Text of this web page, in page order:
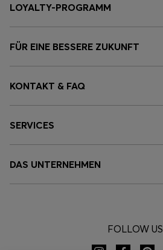
LOYALTY-PROGRAMM
FÜR EINE BESSERE ZUKUNFT
KONTAKT & FAQ
SERVICES
DAS UNTERNEHMEN
FOLLOW US